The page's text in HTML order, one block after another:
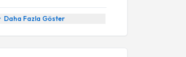
Daha Fazla Göster